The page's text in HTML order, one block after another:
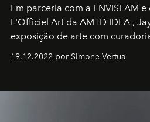
Em parceria com a ENVISEAM e
L'Officiel Art da AMTD IDEA ,
exposição de arte com
19.12.2022 por SImone Vertua